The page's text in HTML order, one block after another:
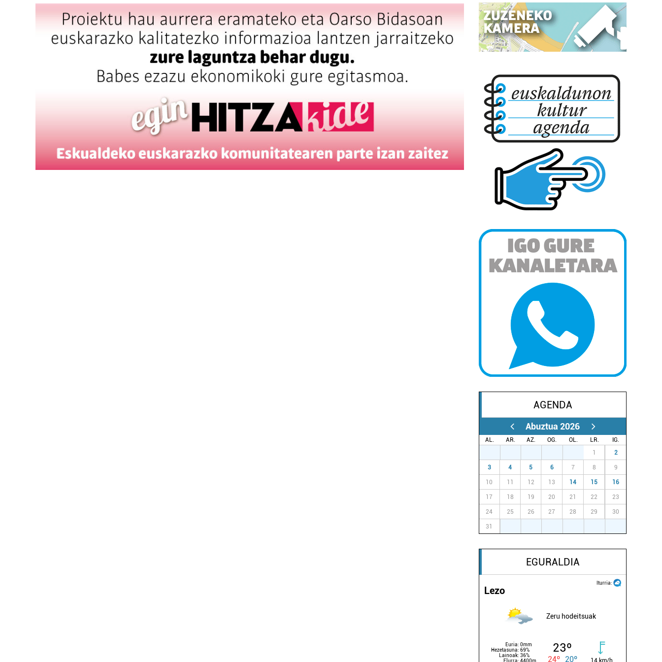
AGENDA
Abuztua 2026
AL. AR. AZ. OG. OL. LR.
IG.
1 2
3 4 5 6 7 8 9
10 11 12 13 14 15 16
17 18 19 20 21 22 23
24 25 26 27 28 29 30
31
EGURALDIA
Iturria:
Lezo
Zeru hodeitsuak
Euria: 0mm
Hezetasuna: 69%
Lainoak: 36%
Elurra: 4400m
23º
24º 20º 14 km/h